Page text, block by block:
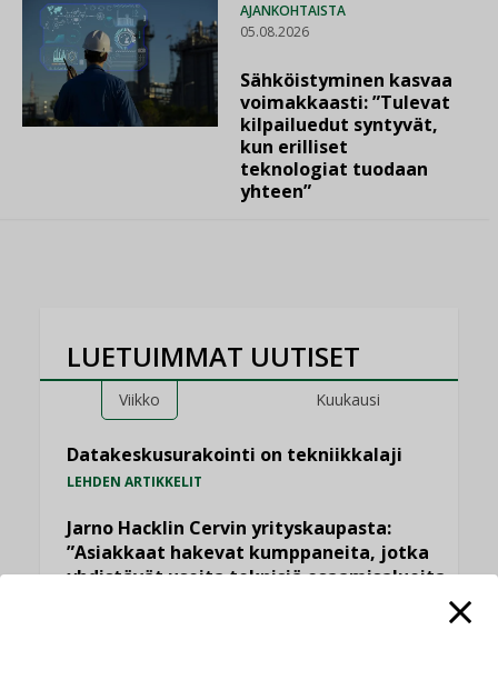
AJANKOHTAISTA
05.08.2026
Sähköistyminen kasvaa
voimakkaasti: ”Tulevat
kilpailuedut syntyvät,
kun erilliset
teknologiat tuodaan
yhteen”
LUETUIMMAT UUTISET
Viikko Kuukausi
Datakeskusurakointi on tekniikkalaji
LEHDEN ARTIKKELIT
Jarno Hacklin Cervin yrityskaupasta:
”Asiakkaat hakevat kumppaneita, jotka
yhdistävät useita teknisiä osaamisalueita